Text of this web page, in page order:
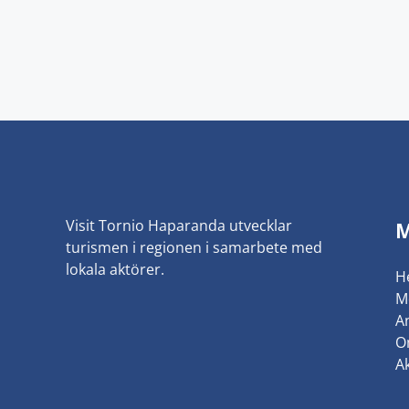
Visit Tornio Haparanda utvecklar
turismen i regionen i samarbete med
lokala aktörer.